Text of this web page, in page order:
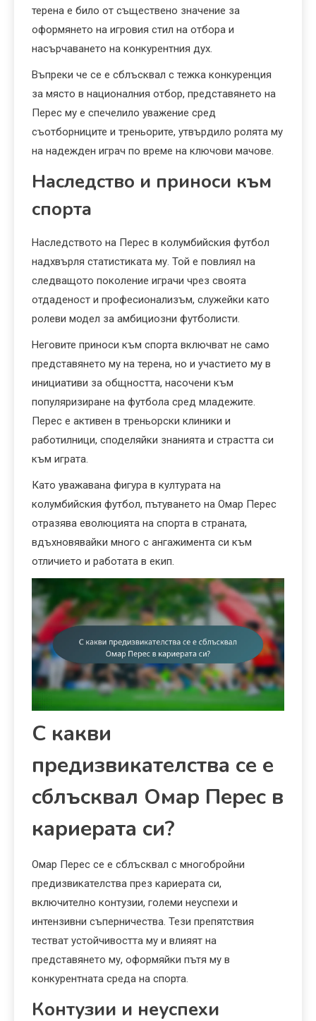
терена е било от съществено значение за
оформянето на игровия стил на отбора и
насърчаването на конкурентния дух.
Въпреки че се е сблъсквал с тежка конкуренция
за място в националния отбор, представянето на
Перес му е спечелило уважение сред
съотборниците и треньорите, утвърдило ролята му
на надежден играч по време на ключови мачове.
Наследство и приноси към
спорта
Наследството на Перес в колумбийския футбол
надхвърля статистиката му. Той е повлиял на
следващото поколение играчи чрез своята
отдаденост и професионализъм, служейки като
ролеви модел за амбициозни футболисти.
Неговите приноси към спорта включват не само
представянето му на терена, но и участието му в
инициативи за общността, насочени към
популяризиране на футбола сред младежите.
Перес е активен в треньорски клиники и
работилници, споделяйки знанията и страстта си
към играта.
Като уважавана фигура в културата на
колумбийския футбол, пътуването на Омар Перес
отразява еволюцията на спорта в страната,
вдъхновявайки много с ангажимента си към
отличието и работата в екип.
С какви
предизвикателства се е
сблъсквал Омар Перес в
кариерата си?
Омар Перес се е сблъсквал с многобройни
предизвикателства през кариерата си,
включително контузии, големи неуспехи и
интензивни съперничества. Тези препятствия
тестват устойчивостта му и влияят на
представянето му, оформяйки пътя му в
конкурентната среда на спорта.
Контузии и неуспехи